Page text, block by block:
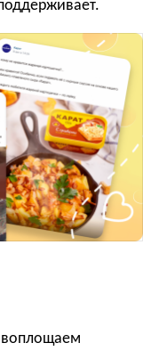
воплощаем